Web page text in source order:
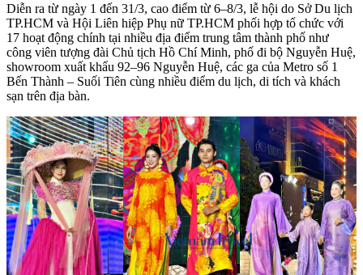
Diễn ra từ ngày 1 đến 31/3, cao điểm từ 6–8/3, lễ hội do Sở Du lịch
TP.HCM và Hội Liên hiệp Phụ nữ TP.HCM phối hợp tổ chức với
17 hoạt động chính tại nhiều địa điểm trung tâm thành phố như
công viên tượng đài Chủ tịch Hồ Chí Minh, phố đi bộ Nguyễn Huệ,
showroom xuất khẩu 92–96 Nguyễn Huệ, các ga của Metro số 1
Bến Thành – Suối Tiên cùng nhiều điểm du lịch, di tích và khách
sạn trên địa bàn.